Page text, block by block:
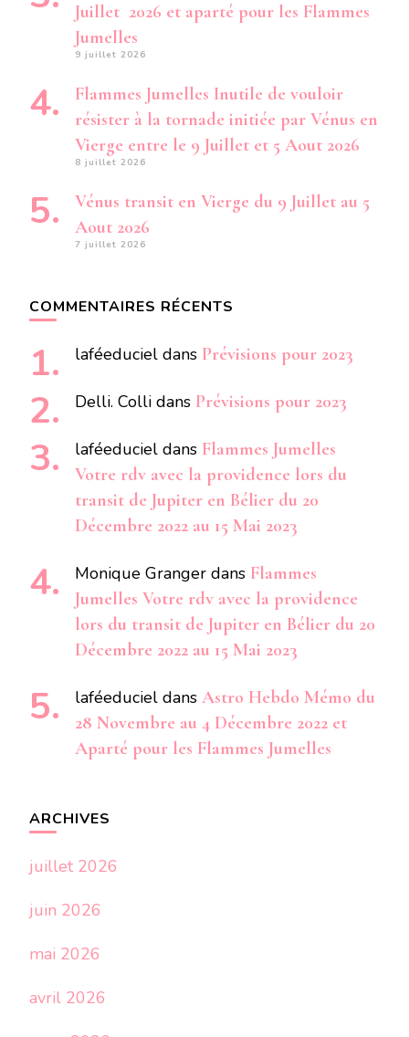
Juillet 2026 et aparté pour les Flammes
Jumelles
9 juillet 2026
Flammes Jumelles Inutile de vouloir
résister à la tornade initiée par Vénus en
Vierge entre le 9 Juillet et 5 Aout 2026
8 juillet 2026
Vénus transit en Vierge du 9 Juillet au 5
Aout 2026
7 juillet 2026
COMMENTAIRES RÉCENTS
laféeduciel dans Prévisions pour 2023
Delli. Colli dans Prévisions pour 2023
laféeduciel dans Flammes Jumelles
Votre rdv avec la providence lors du
transit de Jupiter en Bélier du 20
Décembre 2022 au 15 Mai 2023
Monique Granger dans Flammes
Jumelles Votre rdv avec la providence
lors du transit de Jupiter en Bélier du 20
Décembre 2022 au 15 Mai 2023
laféeduciel dans Astro Hebdo Mémo du
28 Novembre au 4 Décembre 2022 et
Aparté pour les Flammes Jumelles
ARCHIVES
juillet 2026
juin 2026
mai 2026
avril 2026